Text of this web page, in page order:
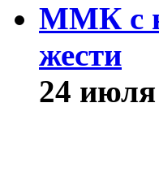
ММК с
жести
24